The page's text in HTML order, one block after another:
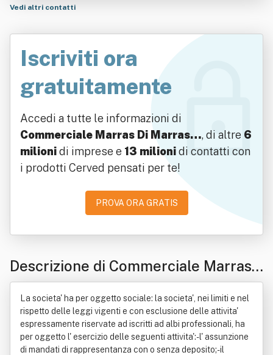
Vedi altri contatti
Iscriviti ora
gratuitamente
Accedi a tutte le informazioni di
Commerciale Marras Di Marras…, di altre 6
milionidi imprese e 13 milionidi contatti con
i prodotti Cerved pensati per te!
PROVA ORA GRATIS
Descrizione di Commerciale Marras
Di Marras Giovanni Antonio & C. S.a.
s. In Sigla "Co.mar. S.a.s. Di Marras Gi
ovanni Antonio & C. *
La societa' ha per oggetto sociale: la societa', nei limiti e nel
rispetto delle leggi vigenti e con esclusione delle attivita'
espressamente riservate ad iscritti ad albi professionali, ha
per oggetto l' esercizio delle seguenti attivita':- l' assunzione
di mandati di rappresentanza con o senza deposito;- il